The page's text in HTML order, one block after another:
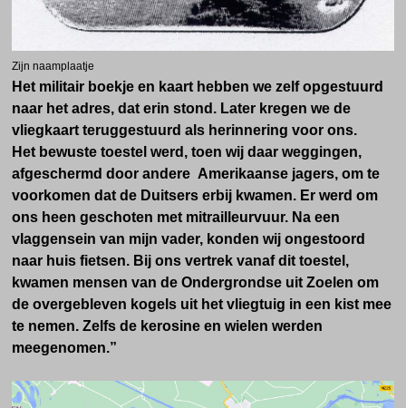
Zijn naamplaatje
Het militair boekje en kaart hebben we zelf opgestuurd
naar het adres, dat erin stond. Later kregen we de
vliegkaart teruggestuurd als herinnering voor ons.
Het bewuste toestel werd, toen wij daar weggingen,
afgeschermd door andere Amerikaanse jagers, om te
voorkomen dat de Duitsers erbij kwamen. Er werd om
ons heen geschoten met mitrailleurvuur. Na een
vlaggensein van mijn vader, konden wij ongestoord
naar huis fietsen. Bij ons vertrek vanaf dit toestel,
kwamen mensen van de Ondergrondse uit Zoelen om
de overgebleven kogels uit het vliegtuig in een kist mee
te nemen. Zelfs de kerosine en wielen werden
meegenomen.”